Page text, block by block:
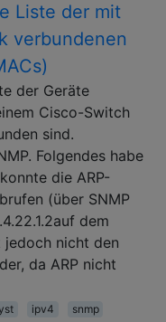
Liste der mit
verbundenen
der Geräte
Cisco-Switch
sind.
Folgendes habe
die ARP-
(über SNMP
dem
jedoch nicht den
da ARP nicht
ipv4
snmp